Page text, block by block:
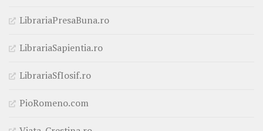
LibrariaPresaBuna.ro
LibrariaSapientia.ro
LibrariaSfIosif.ro
PioRomeno.com